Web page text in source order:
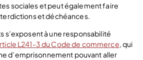
sociales et peut également faire
et déchéances.
s’exposent à une responsabilité
L241-3 du Code de commerce, qui
d’emprisonnement pouvant aller